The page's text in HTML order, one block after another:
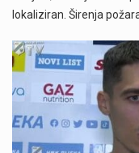
lokaliziran. Širenja